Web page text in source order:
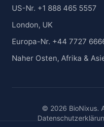
US-Nr. +1 888 465 5557
London, UK
Europa-Nr. +44 7727
Naher Osten, Afrika &
© 2026 BioNixus.